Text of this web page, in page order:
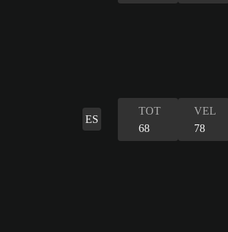
ES
TOT
68
VEL
78